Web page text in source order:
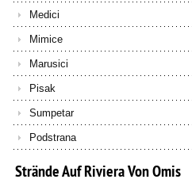
Medici
Mimice
Marusici
Pisak
Sumpetar
Podstrana
SträndeAufRivieraVonOmis